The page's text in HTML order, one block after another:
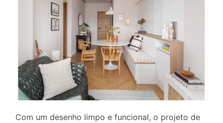
Com um desenho limpo e funcional, o projeto de